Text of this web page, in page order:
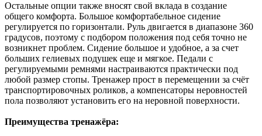
Остальные опции также вносят свой вклада в создание
общего комфорта. Большое комфортабельное сидение
регулируется по горизонтали. Руль двигается в диапазоне 360
градусов, поэтому с подбором положения под себя точно не
возникнет проблем. Сидение большое и удобное, а за счет
больших гелиевых подушек еще и мягкое. Педали с
регулируемыми ремнями настраиваются практически под
любой размер стопы. Тренажер прост в перемещении за счёт
транспортировочных роликов, а компенсаторы неровностей
пола позволяют установить его на неровной поверхности.
Преимущества тренажёра: